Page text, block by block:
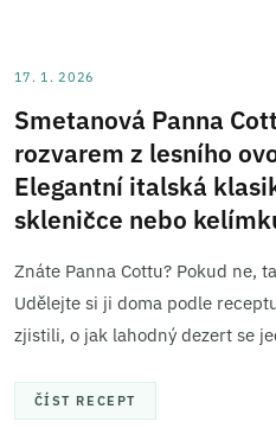
17. 1. 2026
Smetanová Panna
rozvarem z lesního
Elegantní italská
skleničce nebo
Znáte Panna Cottu? Pokud ne,
Udělejte si ji doma podle
zjistili, o jak lahodný dezert se
ČÍST RECEPT